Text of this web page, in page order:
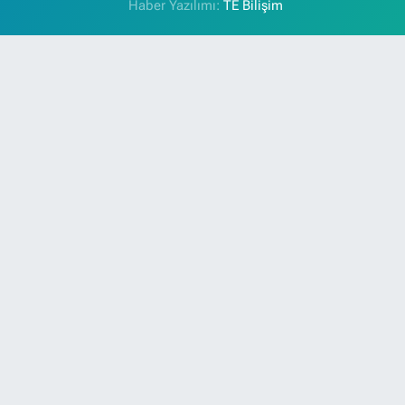
Haber Yazılımı:TE Bilişim